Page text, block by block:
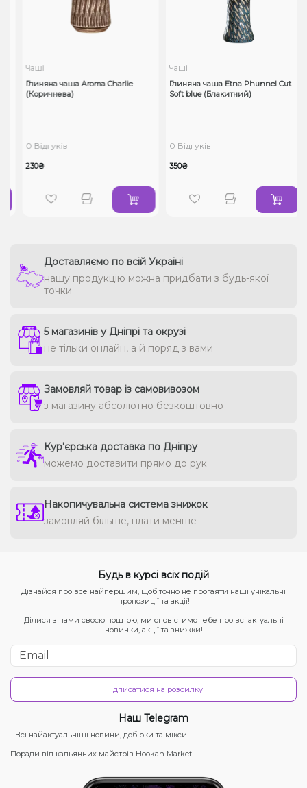
Чаші
Глиняна чаша Aroma Charlie
(Коричнева)
0 Відгуків
230₴
Чаші
Глиняна чаша Etna Phunnel Cut
Soft blue (Блакитний)
0 Відгуків
350₴
Доставляємо по всій Україні
нашу продукцію можна придбати з будь-якої
точки
5 магазинів у Дніпрі та окрузі
не тільки онлайн, а й поряд з вами
Замовляй товар із самовивозом
з магазину абсолютно безкоштовно
Кур'єрська доставка по Дніпру
можемо доставити прямо до рук
Накопичувальна система знижок
замовляй більше, плати менше
Будь в курсі всіх подій
Дізнайся про все найпершим, щоб точно не прогаяти наші унікальні
пропозиції та акції!
Ділися з нами своєю поштою, ми сповістимо тебе про всі актуальні
новинки, акції та знижки!
Підписатися на розсилку
Наш Telegram
Всі найактуальніші новини, добірки та мікси
Поради від кальянних майстрів Hookah Market